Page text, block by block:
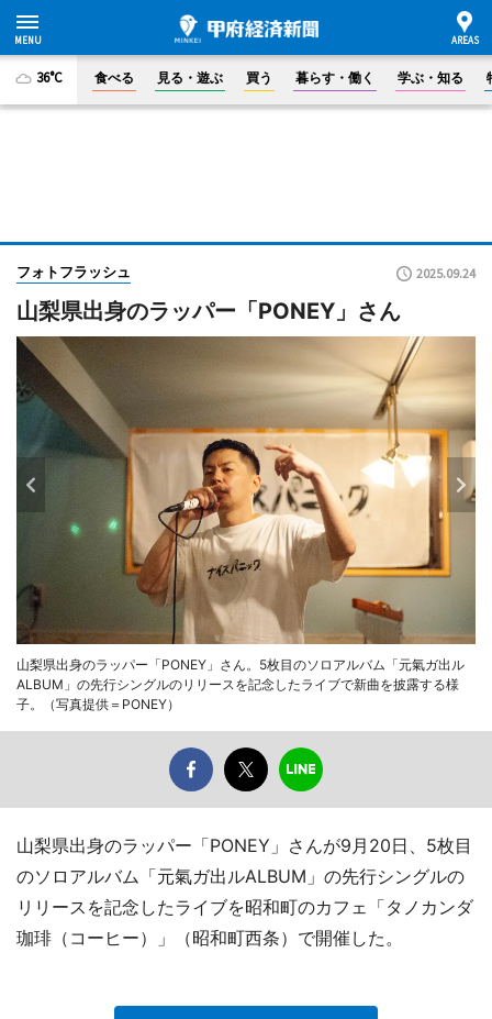
36°C 食べる 見る・遊ぶ 買う 暮らす・働く 学ぶ・知る
フォトフラッシュ 2025.09.24
山梨県出身のラッパー「PONEY」さん
山梨県出身のラッパー「PONEY」さん。5枚目のソロアルバム「元氣ガ出ル
ALBUM」の先行シングルのリリースを記念したライブで新曲を披露する様
子。（写真提供＝PONEY）
山梨県出身のラッパー「PONEY」さんが9月20日、5枚目
のソロアルバム「元氣ガ出ルALBUM」の先行シングルの
リリースを記念したライブを昭和町のカフェ「タノカンダ
珈琲（コーヒー）」（昭和町西条）で開催した。